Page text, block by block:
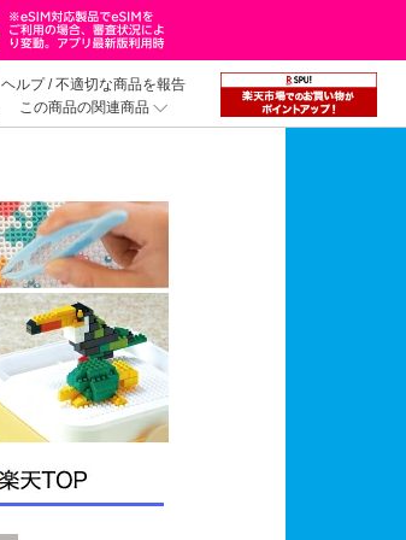
ヘルプ/不適切な商品を報告
この商品の関連商品